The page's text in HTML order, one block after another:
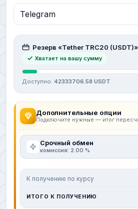
Резерв «Tether TRC20 (USDT)»
Хватает на вашу сумму
Доступно: 42333706.58 USDT
Дополнительные опции
Подключите нужные — итог
Срочный обмен
комиссия: 2.00 %
К получению по курсу
ИТОГО К ПОЛУЧЕНИЮ